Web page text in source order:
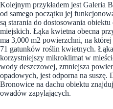
Kolejnym przykładem jest Galeria
od samego początku jej
są starania do dostosowania
miejskich. Łąka kwietna obecna
ma 3,000 m2 powierzchni, na której
71 gatunków roślin kwietnych.
korzystniejszy mikroklimat w
wody deszczowej, zmniejsza
opadowych, jest odporna na
Bronowice na dachu obiektu
owadów zapylających.